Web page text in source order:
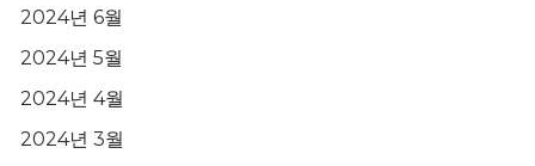
2024년 6월
2024년 5월
2024년 4월
2024년 3월